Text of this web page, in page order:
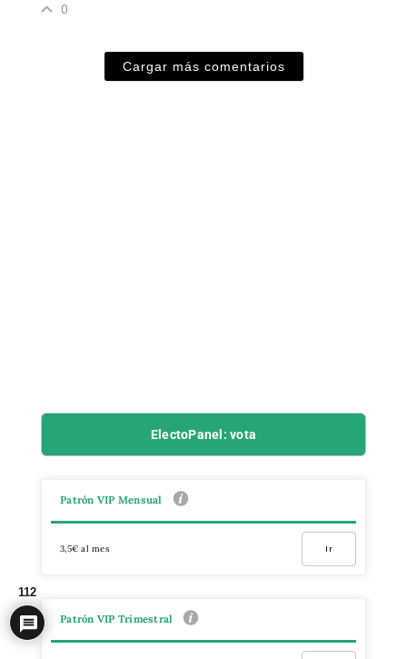
0
Cargar más comentarios
ElectoPanel: vota
Patrón VIP Mensual
3,5€ al mes Ir
Patrón VIP Trimestral
112